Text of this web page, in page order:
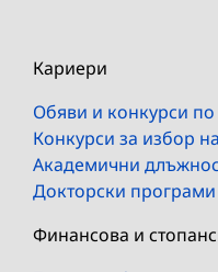
Кариери
Обяви и конкурси
Конкурси за избор
Академични
Докторски програми
Финансова и